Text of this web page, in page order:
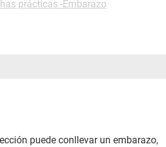
prácticas -Embarazo
puede conllevar un embarazo,